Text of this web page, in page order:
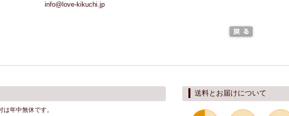
info@love-kikuchi.jp
年中無休です。
送料とお届けについて